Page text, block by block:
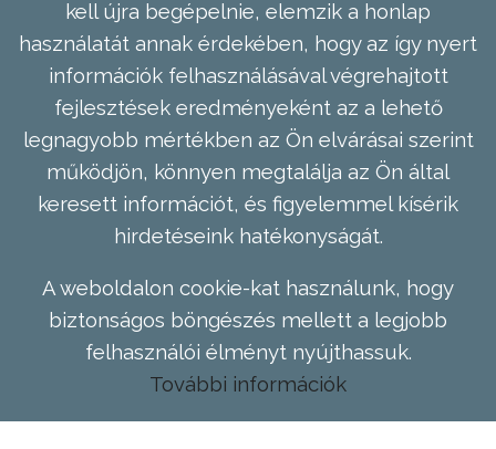
kell újra begépelnie, elemzik a honlap
használatát annak érdekében, hogy az így nyert
információk felhasználásával végrehajtott
fejlesztések eredményeként az a lehető
legnagyobb mértékben az Ön elvárásai szerint
működjön, könnyen megtalálja az Ön által
keresett információt, és figyelemmel kísérik
hirdetéseink hatékonyságát.
A weboldalon cookie-kat használunk, hogy
biztonságos böngészés mellett a legjobb
felhasználói élményt nyújthassuk.
További információk